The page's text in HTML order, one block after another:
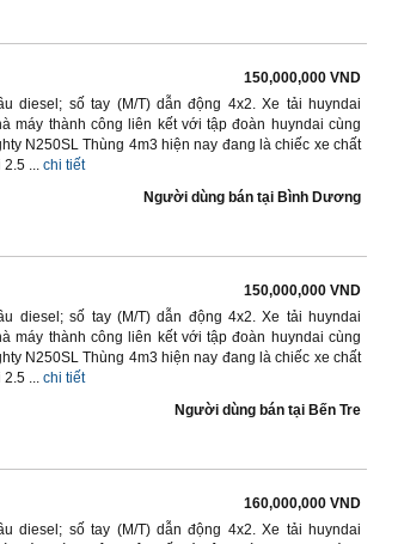
150,000,000 VND
diesel; số tay (M/T) dẫn động 4x2. Xe tải huyndai
máy thành công liên kết với tập đoàn huyndai cùng
N250SL Thùng 4m3 hiện nay đang là chiếc xe chất
... chi tiết
Người dùng bán tại Bình Dương
150,000,000 VND
diesel; số tay (M/T) dẫn động 4x2. Xe tải huyndai
máy thành công liên kết với tập đoàn huyndai cùng
N250SL Thùng 4m3 hiện nay đang là chiếc xe chất
... chi tiết
Người dùng bán tại Bến Tre
160,000,000 VND
diesel; số tay (M/T) dẫn động 4x2. Xe tải huyndai